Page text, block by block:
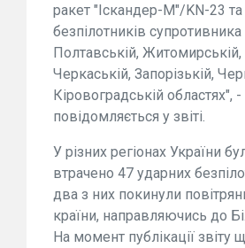
ракет "Іскандер-М"/KN-23
безпілотників супротивника
Полтавській, Житомирській,
Черкаській, Запорізькій,
Кіровоградській областях", -
повідомляється у звіті.
У різних регіонах України
втрачено 47 ударних
два з них покинули
країни, направляючись до
На момент публікації звіту